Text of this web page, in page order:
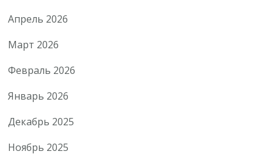
Апрель 2026
Март 2026
Февраль 2026
Январь 2026
Декабрь 2025
Ноябрь 2025